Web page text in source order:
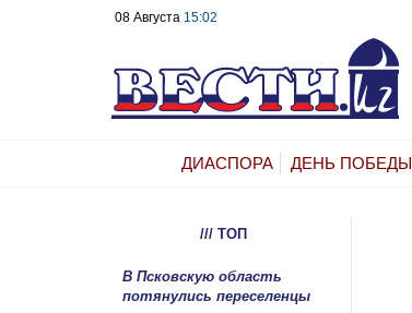
08 Августа 15:02
ДИАСПОРА ДЕНЬ ПОБЕДЫ
/// ТОП
В Псковскую область
потянулись переселенцы